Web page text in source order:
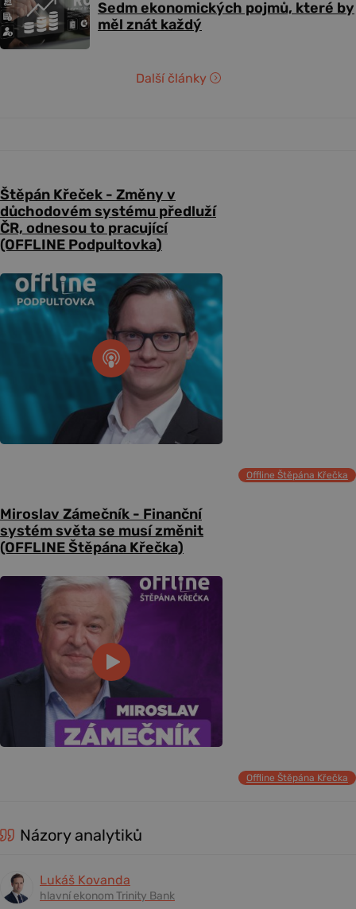
Sedm ekonomických pojmů, které by
měl znát každý
Další články
Štěpán Křeček - Změny v
důchodovém systému předluží
ČR, odnesou to pracující
(OFFLINE Podpultovka)
Offline Štěpána Křečka
Miroslav Zámečník - Finanční
systém světa se musí změnit
(OFFLINE Štěpána Křečka)
Offline Štěpána Křečka
Názory analytiků
Lukáš Kovanda
hlavní ekonom Trinity Bank